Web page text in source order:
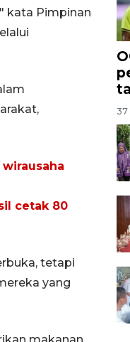
kata Pimpinan
cetak 80
tetapi
yang
makanan
37